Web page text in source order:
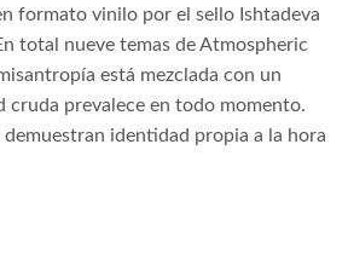
formato vinilo por el sello Ishtadeva
total nueve temas de Atmospheric
está mezclada con un
cruda prevalece en todo momento.
demuestran identidad propia a la hora